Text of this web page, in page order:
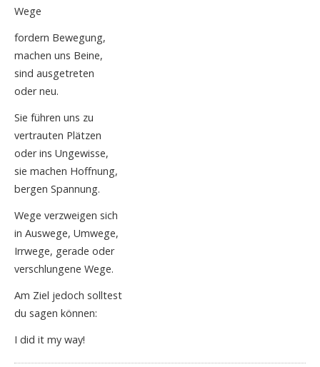
Wege
fordern Bewegung,
machen uns Beine,
sind ausgetreten
oder neu.
Sie führen uns zu
vertrauten Plätzen
oder ins Ungewisse,
sie machen Hoffnung,
bergen Spannung.
Wege verzweigen sich
in Auswege, Umwege,
Irrwege, gerade oder
verschlungene Wege.
Am Ziel jedoch solltest
du sagen können:
I did it my way!